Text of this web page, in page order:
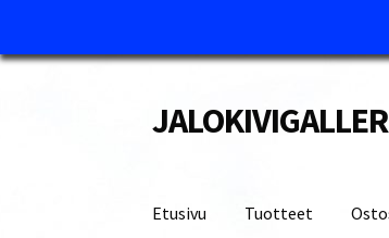
Siirry
navigointiin
Siirry
sisältöön
Etusivu Tuotteet